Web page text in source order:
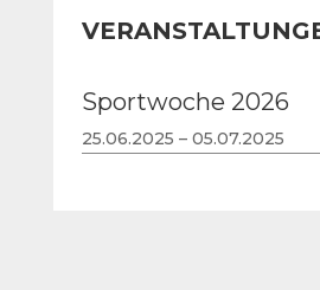
Sportwoche 2026
25.06.2025 – 05.07.2025